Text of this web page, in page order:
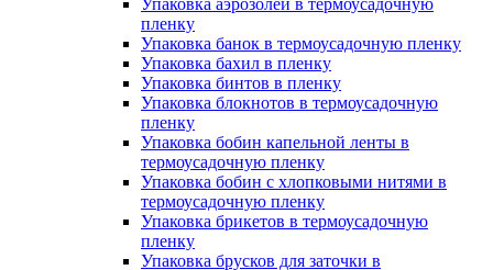
Упаковка аэрозолей в термоусадочную
пленку
Упаковка банок в термоусадочную пленку
Упаковка бахил в пленку
Упаковка бинтов в пленку
Упаковка блокнотов в термоусадочную
пленку
Упаковка бобин капельной ленты в
термоусадочную пленку
Упаковка бобин с хлопковыми нитями в
термоусадочную пленку
Упаковка брикетов в термоусадочную
пленку
Упаковка брусков для заточки в